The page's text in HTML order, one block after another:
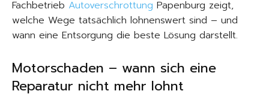
Fachbetrieb Autoverschrottung Papenburg zeigt,
welche Wege tatsächlich lohnenswert sind – und
wann eine Entsorgung die beste Lösung darstellt.
Motorschaden – wann sich eine
Reparatur nicht mehr lohnt